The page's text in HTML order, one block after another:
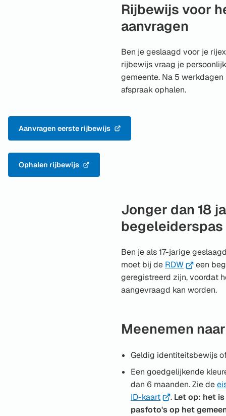
Rijbewijs voor
aanvragen
Ben je geslaagd voor je
rijbewijs vraag je
gemeente. Na 5
afspraak ophalen.
Aanvragen eerste rijbewijs
(Verwijst
een
externe
website)
Ophalen rijbewijs
(Verwijst
Jonger dan 18
begeleiderspas
Ben je als 17-jarige
moet bij de RDW(Verwijst
naar
een
een
geregistreerd zijn, voordat
aangevraagd kan worden.
Meenemen
Geldig identiteitsbewijs
Een goedgelijkende
dan 6 maanden. Zie de
ID-kaart(Verwijst
naar
. Let op: het
pasfoto's op het